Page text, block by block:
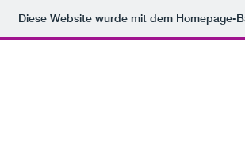
Diese Website wurde mit dem Homepage-